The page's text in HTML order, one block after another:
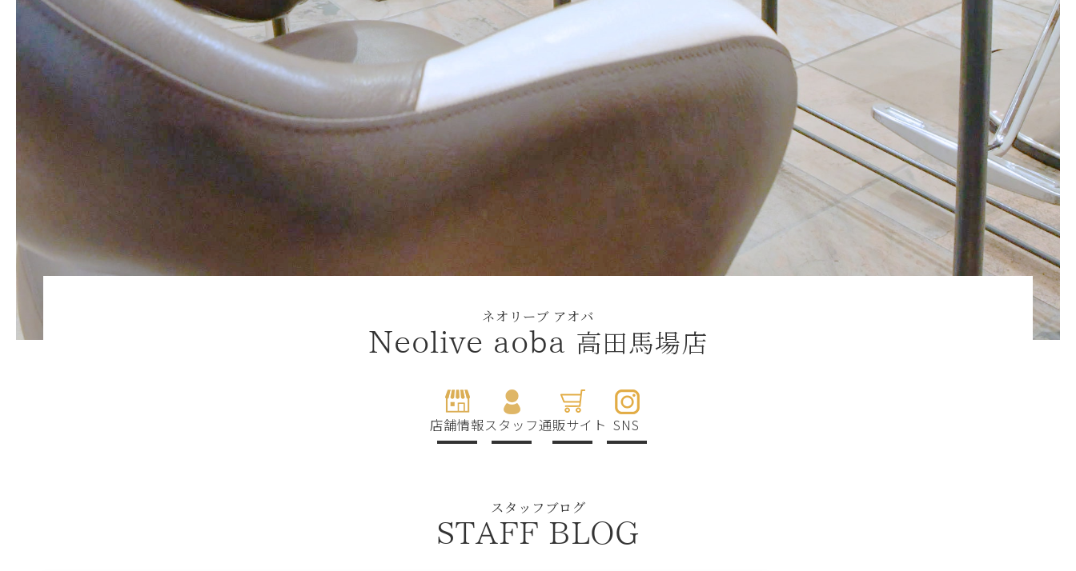
ネオリーブ アオバ
Neolive aoba 高田馬場店
店舗情報スタッフ通販サイト SNS
スタッフブログ
STAFF BLOG